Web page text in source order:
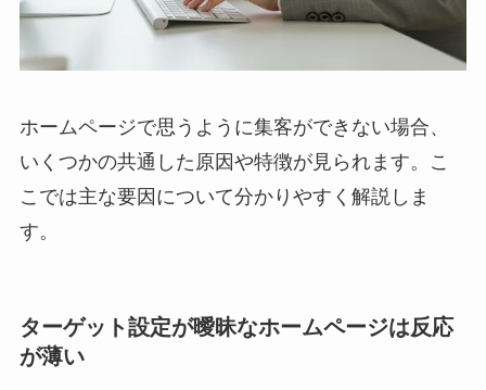
ホームページで思うように集客ができない場合、
いくつかの共通した原因や特徴が見られます。こ
こでは主な要因について分かりやすく解説しま
す。
ターゲット設定が曖昧なホームページは反応
が薄い